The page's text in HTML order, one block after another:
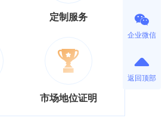
定制服务
市场地位证明
企业微信
返回顶部